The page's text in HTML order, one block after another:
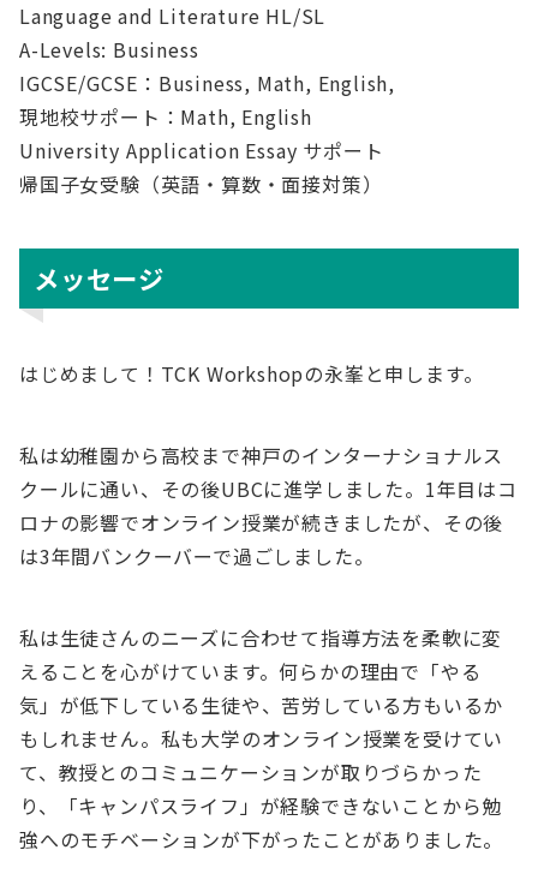
Language and Literature HL/SL
A-Levels: Business
IGCSE/GCSE：Business, Math, English,
現地校サポート：Math, English
University Application Essay サポート
帰国子女受験（英語・算数・面接対策）
メッセージ
はじめまして！TCK Workshopの永峯と申します。
私は幼稚園から高校まで神戸のインターナショナルス
クールに通い、その後UBCに進学しました。1年目はコ
ロナの影響でオンライン授業が続きましたが、その後
は3年間バンクーバーで過ごしました。
私は生徒さんのニーズに合わせて指導方法を柔軟に変
えることを心がけています。何らかの理由で「やる
気」が低下している生徒や、苦労している方もいるか
もしれません。私も大学のオンライン授業を受けてい
て、教授とのコミュニケーションが取りづらかった
り、「キャンパスライフ」が経験できないことから勉
強へのモチベーションが下がったことがありました。